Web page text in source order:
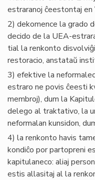
estraranoj ĉeestontaj en
2) dekomence la grado
decido de la UEA-
tial la renkonto
restoracio, anstataŭ
3) efektive la
estraro ne povis ĉeesti
membroj), dum la
delego al traktativo, la
neformalan kunsidon,
4) la renkonto havis
kondiĉo por partopreni
kapitulaneco: aliaj
estis allasitaj al la